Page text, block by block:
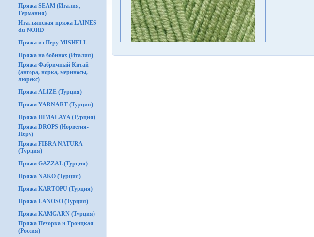
Пряжа SEAM (Италия,
Германия)
Итальянская пряжа LAINES
du NORD
Пряжа из Перу MISHELL
Пряжа на бобинах (Италия)
Пряжа Фабричный Китай
(ангора, норка, мериносы,
люрекс)
Пряжа ALIZE (Турция)
Пряжа YARNART (Турция)
Пряжа HIMALAYA (Турция)
Пряжа DROPS (Норвегия-
Перу)
Пряжа FIBRA NATURA
(Турция)
Пряжа GAZZAL (Турция)
Пряжа NAKO (Турция)
Пряжа KARTOPU (Турция)
Пряжа LANOSO (Турция)
Пряжа KAMGARN (Турция)
Пряжа Пехорка и Троицкая
(Россия)